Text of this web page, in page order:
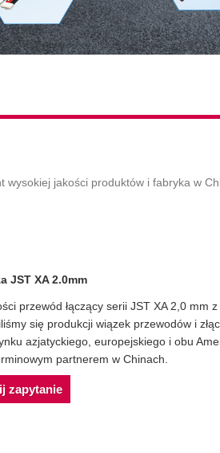
jakości produktów i fabryka w
JST XA 2.0mm
przewód łączący serii JST XA 2,0 mm
się produkcji wiązek przewodów i
azjatyckiego, europejskiego i obu
partnerem w Chinach.
zapytanie